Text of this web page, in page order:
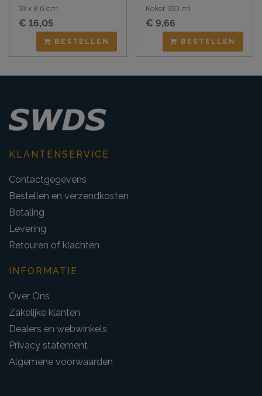
19 x 8,6 cm
€ 16,05
BESTELLEN
Koker 310 ml
€ 9,66
BESTELLEN
KLANTENSERVICE
Contactgegevens
Bestellen en verzendkosten
Betaling
Levering
Retouren of klachten
INFORMATIE
Over Ons
Zakelijke klanten
Dealers en webwinkels
Privacy statement
Algemene voorwaarden